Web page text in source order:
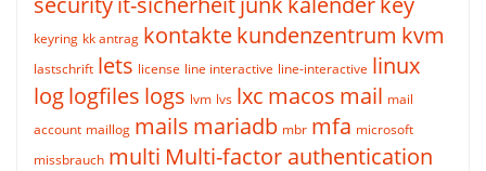
keyring kk antrag kontaktekundenzentrum kvm
lastschrift lets license line interactive line-interactive linux
loglogfiles logs lvm lvs lxc macos mail mail
account maillog mails mariadb mbr mfa microsoft
missbrauch multi Multi-factor authentication